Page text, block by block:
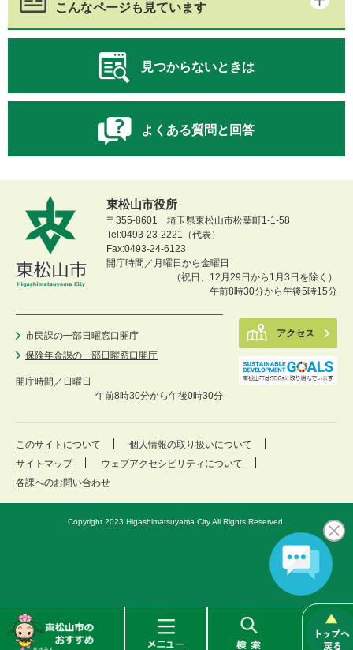
松
こんなページも見ています
見つからないときは
よくある質問と回答
東松山市役所
〒355-8601 埼玉県東松山市松葉町1-1-58
Tel:0493-23-2221（代表）
Fax:0493-24-6123
開庁時間／月曜日から金曜日
（祝日、12月29日から1月3日を除く）
午前8時30分から午後5時15分
市民課の一部日曜窓口開庁
保険年金課の一部日曜窓口開庁
開庁時間／ 日曜日
午前8時30分から午後0時30分
アクセス
このサイトについて
個人情報の取り扱いについて
サイトマップ
ウェブアクセシビリティについて
各課へのお問い合わせ
Copyright 2023 Higashimatsuyama City All Rights Reserved.